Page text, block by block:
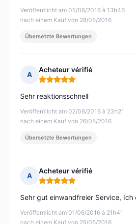
Veröffentlicht am 05/06/2016 à 13h46
nach einem Kauf von 28/05/2016
Übersetzte Bewertungen
A
Acheteur vérifié
Hinweis: 5 von 5
Veröffentlicht am 02/06/2016 à 23h21
nach einem Kauf von 26/05/2016
Sehr reaktionsschnell
Übersetzte Bewertungen
A
Acheteur vérifié
Hinweis: 5 von 5
Veröffentlicht am 01/06/2016 à 21h41
nach einem Kauf von 25/05/2016
Sehr gut einwandfreier Service, Ich